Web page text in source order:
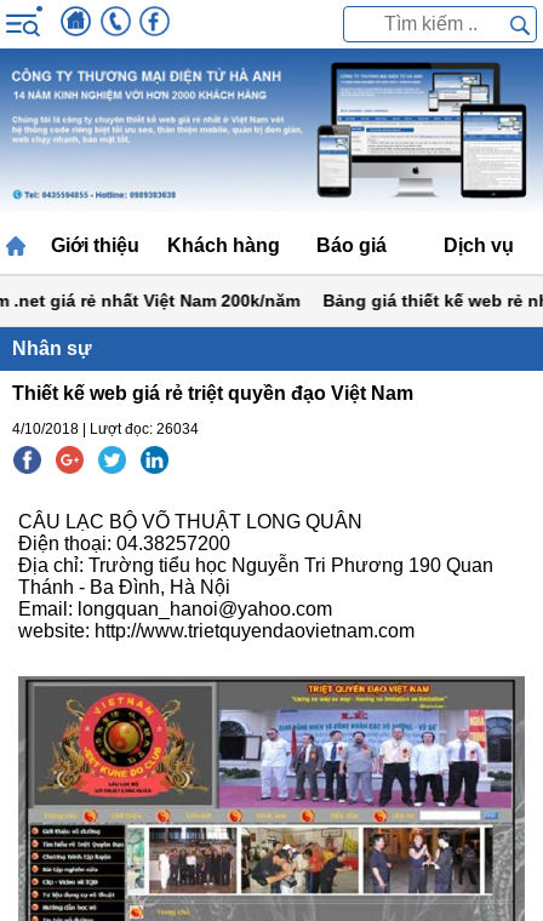
Giới thiệu Khách hàng Báo giá Dịch vụ
giá rẻ nhất Việt Nam 200k/năm Bảng giá thiết kế web rẻ
Nhân sự
Thiết kế web giá rẻ triệt quyền đạo Việt Nam
4/10/2018 | Lượt đọc: 26034
CÂU LẠC BỘ VÕ THUẬT LONG QUÂN
Điện thoại: 04.38257200
Địa chỉ: Trường tiểu học Nguyễn Tri Phương 190 Quan
Thánh - Ba Đình, Hà Nội
Email: longquan_hanoi@yahoo.com
website: http://www.trietquyendaovietnam.com